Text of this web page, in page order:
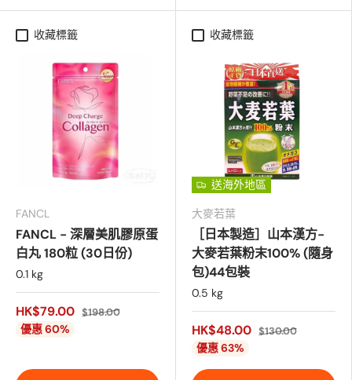
收藏標籤
FANCL
FANCL - 深層美肌膠原蛋
白丸 180粒 (30日份)
0.1 kg
HK$79.00 $198.00
優惠 60%
收藏標籤
送海外地區
大麥若葉
［日本製造］山本漢方-
大麥若葉粉末100% (隨身
包)44包裝
0.5 kg
HK$48.00 $130.00
優惠 63%